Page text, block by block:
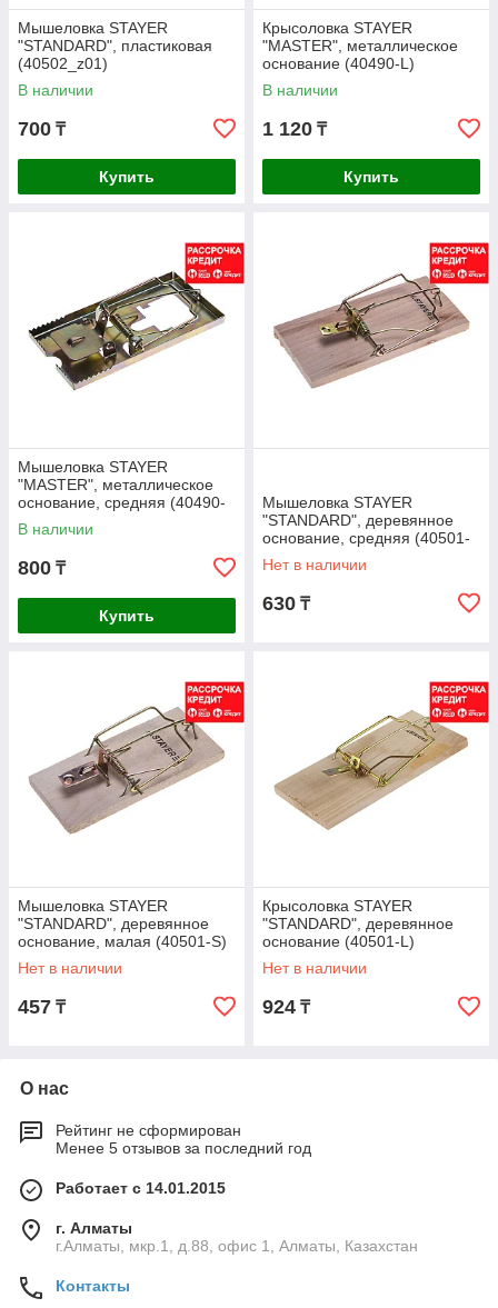
Мышеловка STAYER
"STANDARD", пластиковая
(40502_z01)
В наличии
700 ₸
Купить
Крысоловка STAYER
"MASTER", металлическое
основание (40490-L)
В наличии
1 120 ₸
Купить
Мышеловка STAYER
"MASTER", металлическое
основание, средняя (40490-
M)
В наличии
800 ₸
Купить
Мышеловка STAYER
"STANDARD", деревянное
основание, средняя (40501-
M)
Нет в наличии
630 ₸
Мышеловка STAYER
"STANDARD", деревянное
основание, малая (40501-S)
Нет в наличии
457 ₸
Крысоловка STAYER
"STANDARD", деревянное
основание (40501-L)
Нет в наличии
924 ₸
О нас
Рейтинг не сформирован
Менее 5 отзывов за последний год
Работает с 14.01.2015
г. Алматы
г.Алматы, мкр.1, д.88, офис 1, Алматы, Казахстан
Контакты